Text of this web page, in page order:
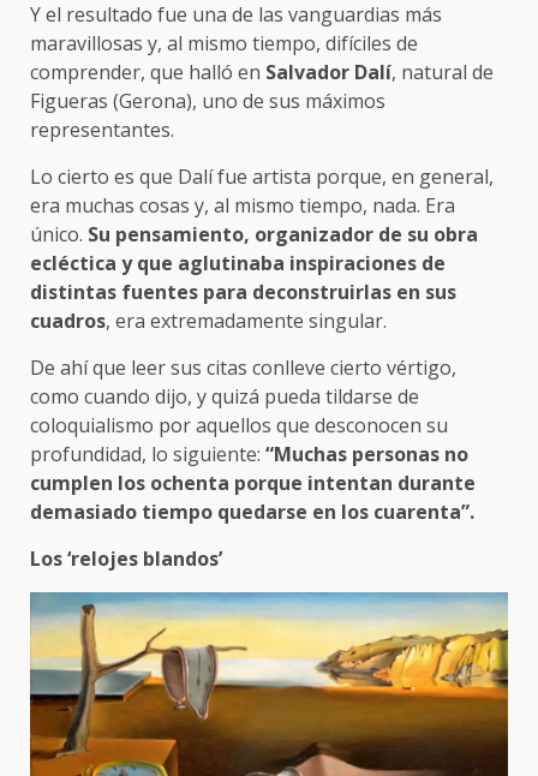
Y el resultado fue una de las vanguardias más
maravillosas y, al mismo tiempo, difíciles de
comprender, que halló en Salvador Dalí, natural de
Figueras (Gerona), uno de sus máximos
representantes.
Lo cierto es que Dalí fue artista porque, en general,
era muchas cosas y, al mismo tiempo, nada. Era
único. Su pensamiento, organizador de su obra
ecléctica y que aglutinaba inspiraciones de
distintas fuentes para deconstruirlas en sus
cuadros, era extremadamente singular.
De ahí que leer sus citas conlleve cierto vértigo,
como cuando dijo, y quizá pueda tildarse de
coloquialismo por aquellos que desconocen su
profundidad, lo siguiente: “Muchas personas no
cumplen los ochenta porque intentan durante
demasiado tiempo quedarse en los cuarenta”.
Los ‘relojes blandos’